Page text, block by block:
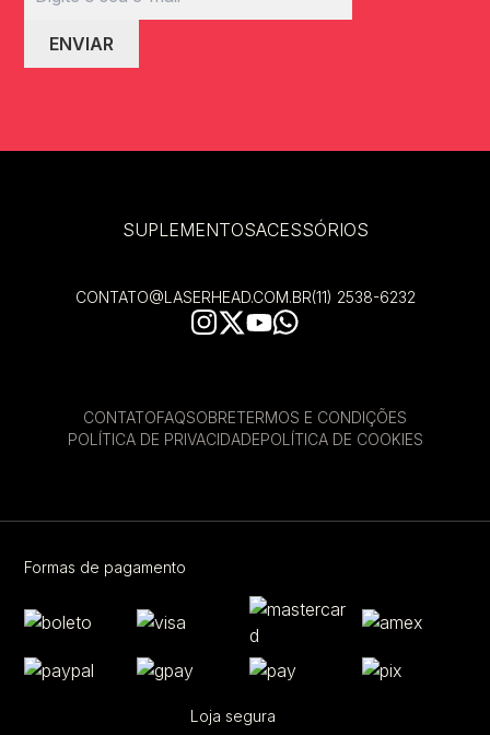
SUPLEMENTOSACESSÓRIOS
CONTATO@LASERHEAD.COM.BR(11) 2538-6232
CONTATOFAQSOBRETERMOS E CONDIÇÕES
POLÍTICA DE PRIVACIDADEPOLÍTICA DE COOKIES
Formas de pagamento
Loja segura